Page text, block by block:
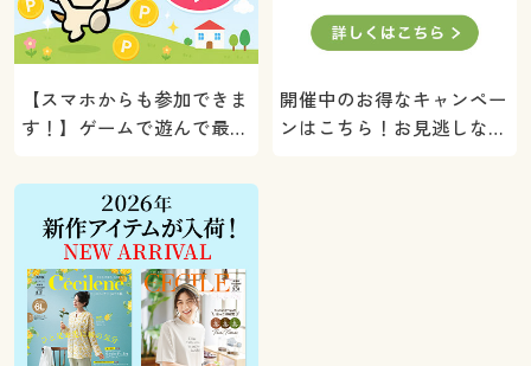
【スマホからも参加できま
す！】ゲームで遊んで最大
ト！
開催中のお得なキャンペー
ンはこちら！お見逃しな